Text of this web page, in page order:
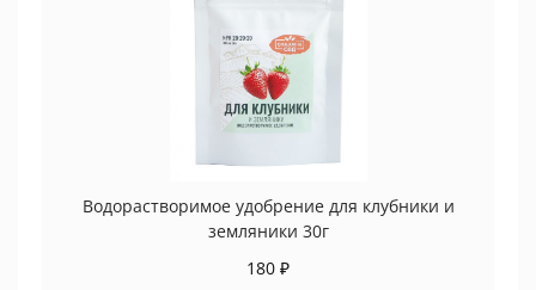
Водорастворимое удобрение для клубники и
земляники 30г
180 ₽